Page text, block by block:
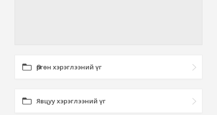
Өргөн хэрэглээний үг
Явцуу хэрэглээний үг